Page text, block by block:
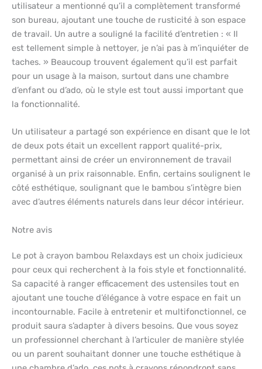
utilisateur a mentionné qu’il a complètement transformé
son bureau, ajoutant une touche de rusticité à son espace
de travail. Un autre a souligné la facilité d’entretien : « Il
est tellement simple à nettoyer, je n’ai pas à m’inquiéter de
taches. » Beaucoup trouvent également qu’il est parfait
pour un usage à la maison, surtout dans une chambre
d’enfant ou d’ado, où le style est tout aussi important que
la fonctionnalité.
Un utilisateur a partagé son expérience en disant que le lot
de deux pots était un excellent rapport qualité-prix,
permettant ainsi de créer un environnement de travail
organisé à un prix raisonnable. Enfin, certains soulignent le
côté esthétique, soulignant que le bambou s’intègre bien
avec d’autres éléments naturels dans leur décor intérieur.
Notre avis
Le pot à crayon bambou Relaxdays est un choix judicieux
pour ceux qui recherchent à la fois style et fonctionnalité.
Sa capacité à ranger efficacement des ustensiles tout en
ajoutant une touche d’élégance à votre espace en fait un
incontournable. Facile à entretenir et multifonctionnel, ce
produit saura s’adapter à divers besoins. Que vous soyez
un professionnel cherchant à l’articuler de manière stylée
ou un parent souhaitant donner une touche esthétique à